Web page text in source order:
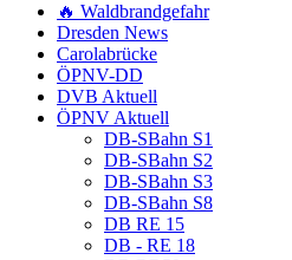
🔥 Waldbrandgefahr
Dresden News
Carolabrücke
ÖPNV-DD
DVB Aktuell
ÖPNV Aktuell
DB-SBahn S1
DB-SBahn S2
DB-SBahn S3
DB-SBahn S8
DB RE 15
DB - RE 18